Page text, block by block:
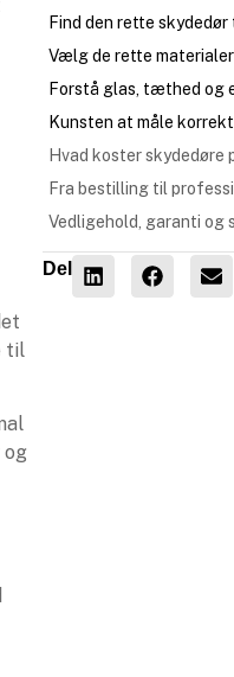
til
og
Find den rette
Vælg de rette
Forstå glas, tæthed og
Hvad koster skydedøre
Fra bestilling til
Del